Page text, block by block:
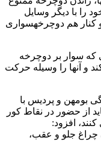
را با دیگر وسایل
کنار هم دوچرخه‏سواری
سوار بر دوچرخه
و آنها را وسیله حرکت
بومهن و پردیس با
از حضور در نقاط کور
افزود:
چراغ جلو و عقب،